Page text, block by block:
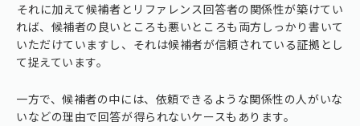
⁠それに加えて候補者とリファレンス回答者の関係性が築けてい
れば、候補者の良いところも悪いところも両方しっかり書いて
いただけていますし、それは候補者が信頼されている証拠とし
て捉えています。
一方で、候補者の中には、依頼できるような関係性の人がいな
いなどの理由で回答が得られないケースもあります。